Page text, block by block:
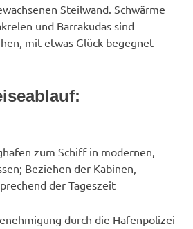
Steilwand. Schwärme
und Barrakudas sind
mit etwas Glück begegnet
zum Schiff in modernen,
Beziehen der Kabinen,
der Tageszeit
durch die Hafenpolizei